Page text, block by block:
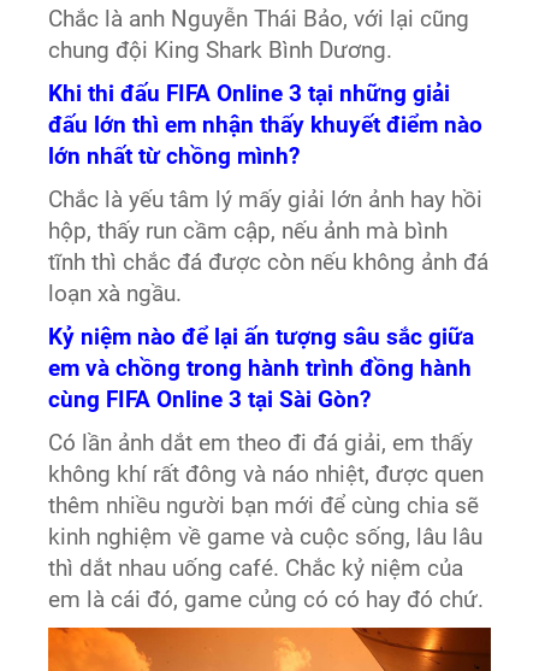
Chắc là anh Nguyễn Thái Bảo, với lại cũng
chung đội King Shark Bình Dương.
Khi thi đấu FIFA Online 3 tại những giải
đấu lớn thì em nhận thấy khuyết điểm nào
lớn nhất từ chồng mình?
Chắc là yếu tâm lý mấy giải lớn ảnh hay hồi
hộp, thấy run cầm cập, nếu ảnh mà bình
tĩnh thì chắc đá được còn nếu không ảnh đá
loạn xà ngầu.
Kỷ niệm nào để lại ấn tượng sâu sắc giữa
em và chồng trong hành trình đồng hành
cùng FIFA Online 3 tại Sài Gòn?
Có lần ảnh dắt em theo đi đá giải, em thấy
không khí rất đông và náo nhiệt, được quen
thêm nhiều người bạn mới để cùng chia sẽ
kinh nghiệm về game và cuộc sống, lâu lâu
thì dắt nhau uống café. Chắc kỷ niệm của
em là cái đó, game củng có có hay đó chứ.